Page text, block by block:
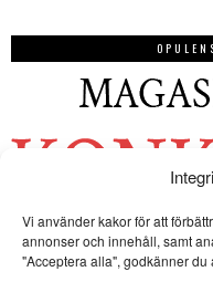
Vi använder kakor för att
annonser och innehåll, samt
"Acceptera alla", godkänner du